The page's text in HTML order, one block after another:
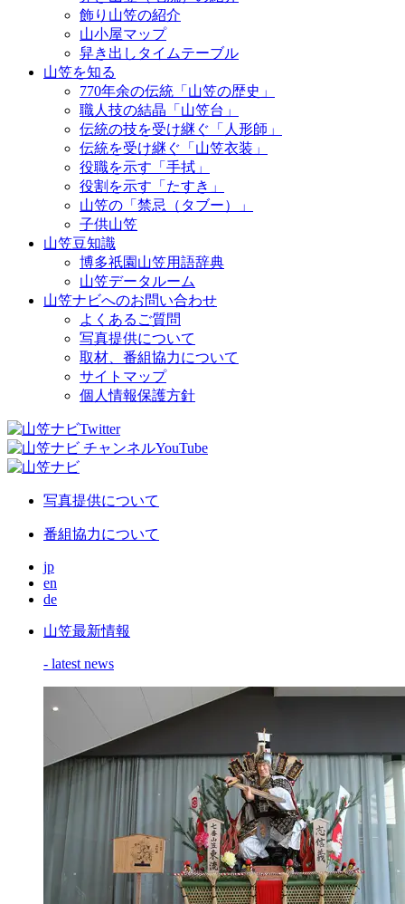
飾り山笠の紹介
山小屋マップ
舁き出しタイムテーブル
山笠を知る
770年余の伝統「山笠の歴史」
職人技の結晶「山笠台」
伝統の技を受け継ぐ「人形師」
伝統を受け継ぐ「山笠衣装」
役職を示す「手拭」
役割を示す「たすき」
山笠の「禁忌（タブー）」
子供山笠
山笠豆知識
博多祇園山笠用語辞典
山笠データルーム
山笠ナビへのお問い合わせ
よくあるご質問
写真提供について
取材、番組協力について
サイトマップ
個人情報保護方針
写真提供について
番組協力について
jp
en
de
山笠最新情報
- latest news